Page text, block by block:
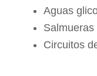
Aguas
Salmueras
Circuitos